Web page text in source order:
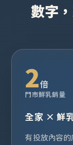
數字，
2倍
門市鮮乳銷量
全家 × 鮮
有投放內容